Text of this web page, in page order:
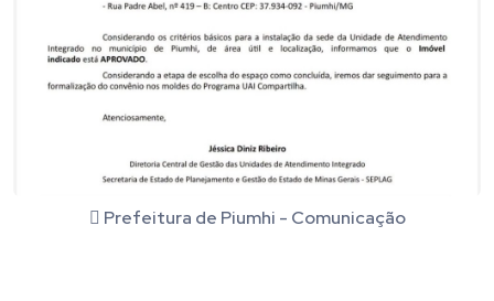
Prefeitura de Piumhi - Comunicação